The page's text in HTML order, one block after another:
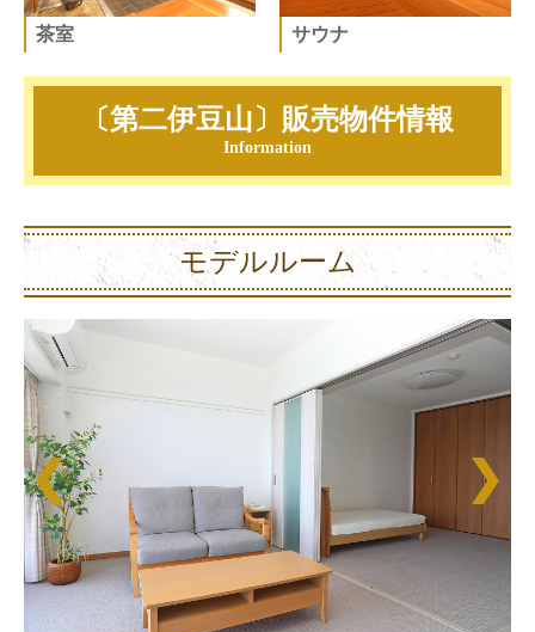
茶室 サウナ
〔第二伊豆山〕 販売物件情報
Information
モデルルーム